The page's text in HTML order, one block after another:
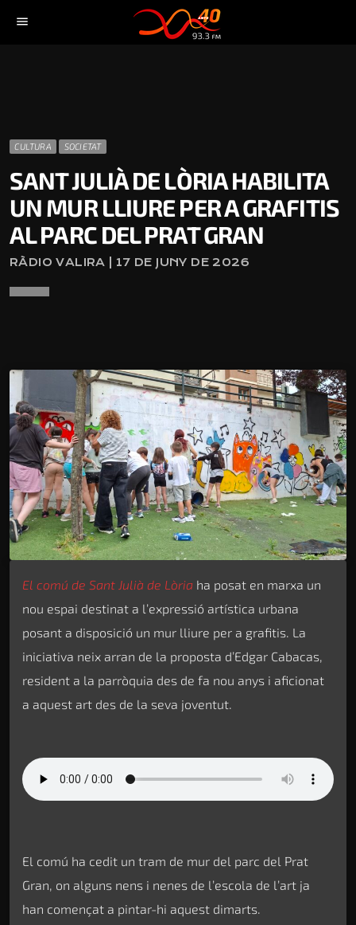
menu
CULTURA SOCIETAT
SANT JULIÀ DE LÒRIA HABILITA
UN MUR LLIURE PER A GRAFITIS
AL PARC DEL PRAT GRAN
RÀDIO VALIRA | 17 DE JUNY DE 2026
El comú de Sant Julià de Lòria ha posat en marxa un
nou espai destinat a l’expressió artística urbana
posant a disposició un mur lliure per a grafitis. La
iniciativa neix arran de la proposta d’Edgar Cabacas,
resident a la parròquia des de fa nou anys i aficionat
a aquest art des de la seva joventut.
El comú ha cedit un tram de mur del parc del Prat
Gran, on alguns nens i nenes de l’escola de l’art ja
han començat a pintar-hi aquest dimarts.